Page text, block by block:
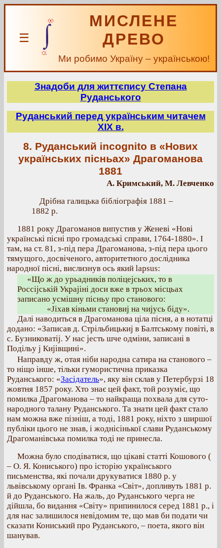
☰
МИСЛЕНЕ
ДРЕВО
Ми робимо Україну – українською!
Знадоби для життєпису Степана
Руданського
Руданський перед українським читачем
XIX в.
8. Руданський incognito в «Нових
українських пісньах» Драгоманова
1881
А. Кримський, М. Левченко
Дрібна галицька бібліографія 1881 –
1882 р.
1881 року Драгоманов випустив у Женеві «Нові
українські пісні про громадські справи, 1764-1880». І
там, на ст. 81, з-під пера Драгоманова, з-під пера цього
тямущого, досвіченого, авторитетного дослідника
народної пісні, вислизнув ось який lapsus:
«Що ж до урьадників поліцеjських, то в
Россіjській Украjіні доси вже в трьох місцьах
записано усмішну пісньу про станового:
«Jіхав кіньми становиj на чиjусь біду».
Далі наводиться в Драгоманова ціла пісня, а в нотатці
додано: «Записав д. Стрільбицькиj в Балтському повіті, в
с. Бузниковатіj. У нас jесть шче одміни, записані в
Подільу j Киjівщині».
Направду ж, отая ніби народна сатира на станового –
то ніщо інше, тільки гумористична приказка
Руданського: «Засідатель», яку він склав у Петербурзі 18
жовтня 1857 року. Хто знає цей факт, той розуміє, що
помилка Драгоманова – то найкраща похвала для суто-
народного талану Руданського. Та знати цей факт стало
нам можна вже пізніш, а тоді, 1881 року, ніхто з ширшої
публіки цього не знав, і жоднісінької слави Руданському
Драгоманівська помилка тоді не принесла.
Можна було сподіватися, що цікаві статті Кошового (
– О. Я. Кониського) про історію українського
письменства, які почали друкуватися 1880 р. у
львівському органі Ів. Франка «Світ», допливуть 1881 р.
й до Руданського. На жаль, до Руданського черга не
дійшла, бо видання «Світу» припинилося серед 1881 p., і
для нас залишилося невідомим те, що мав би подати чи
сказати Кониський про Руданського, – поета, якого він
шанував.